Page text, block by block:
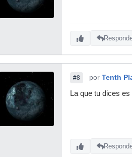
#8 por Tenth
La que tu dices